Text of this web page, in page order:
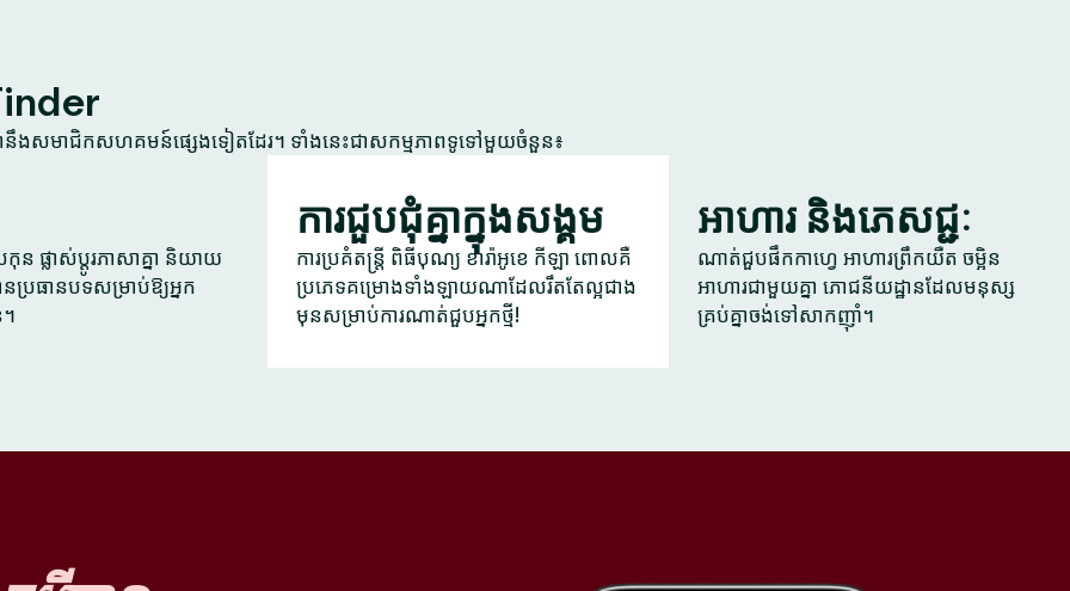
ងសមាជិកសហគមន៍ផ្សេងទៀតដែរ។ ទាំងនេះជាសកម្មភាពទូទៅមួយចំនួន៖
ន ផ្លាស់ប្តូរភាសាគ្នា និយាយ
ប្រធានបទសម្រាប់ឱ្យអ្នក
ការជួបជុំគ្នាក្នុងសង្គម
ការប្រគំតន្ត្រី ពិធីបុណ្យ ខារ៉ាអូខេ កីឡា ពោលគឺ
ប្រភេទគម្រោងទាំងឡាយណាដែលរឹតតែល្អជាង
មុនសម្រាប់ការណាត់ជួបអ្នកថ្មី!
អាហារ និងភេសជ្ជៈ
ណាត់ជួបផឹកកាហ្វេ អាហារព្រឹកយឺត ចម្អិន
អាហារជាមួយគ្នា ភោជនីយដ្ឋានដែលមនុស្ស
គ្រប់គ្នាចង់ទៅសាកញ៉ាំ។